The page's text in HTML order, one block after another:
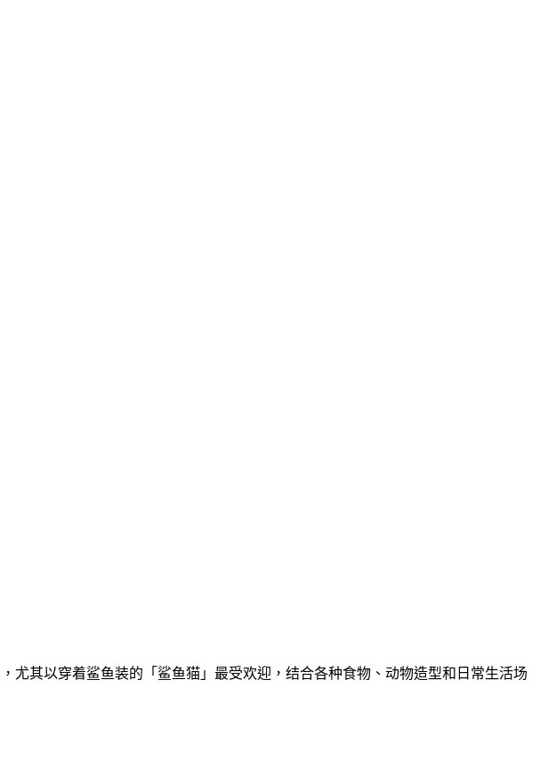
尤其以穿着鲨鱼装的「鲨鱼猫」最受欢迎，结合各种食物、动物造型和日常生活场